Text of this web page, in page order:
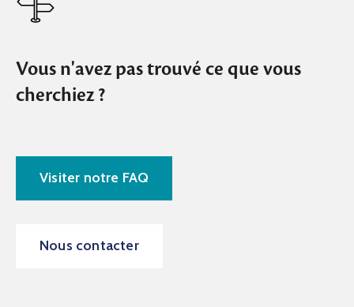
Vous n'avez pas trouvé ce que vous
cherchiez ?
Visiter notre FAQ
Nous contacter